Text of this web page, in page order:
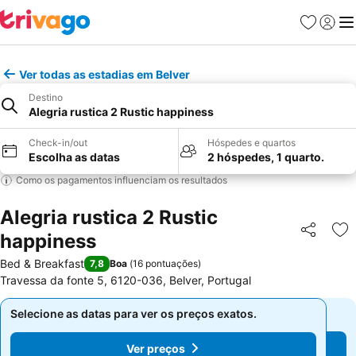
Favoritos
Iniciar
Ver todas as estadias em Belver
Destino
Alegria rustica 2 Rustic happiness
Check-in/out
Escolha as datas
Hóspedes e quartos
2 hóspedes, 1 quarto.
Como os pagamentos influenciam os resultados
Alegria rustica 2 Rustic
happiness
Partilhar
Bed & Breakfast 7,8 Boa (16 pontuações)
Travessa da fonte 5, 6120-036, Belver, Portugal
Selecione as datas para ver os preços exatos.
Ver preços
Selecione as datas para ver os preços exatos.
Ver preços